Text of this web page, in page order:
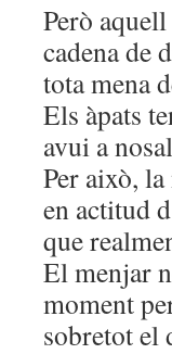
Però
cadena de
tota mena
Els àpats
avui a
Per això, la
en actitud
que
El menjar
moment
sobretot el